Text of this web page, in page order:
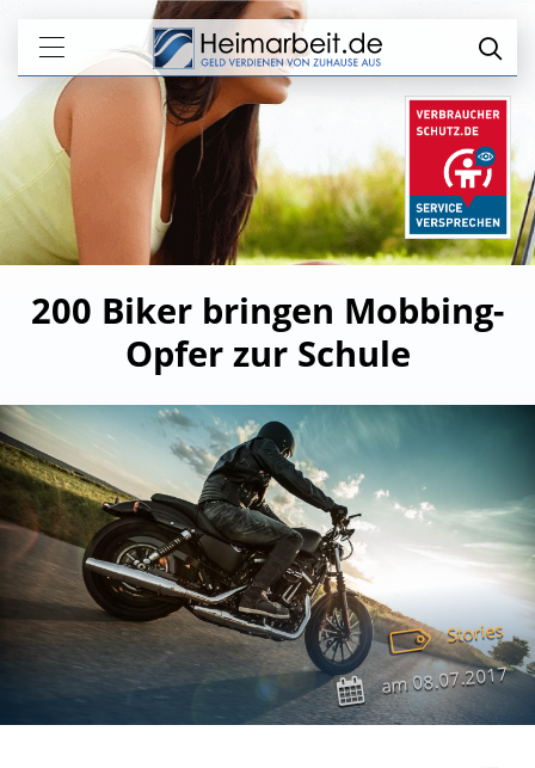
200 Biker bringen Mobbing-
Opfer zur Schule
Stories
am08.07.2017